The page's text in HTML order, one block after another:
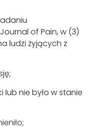
of Pain, w (3)
ludzi żyjących z
lub nie było w stanie